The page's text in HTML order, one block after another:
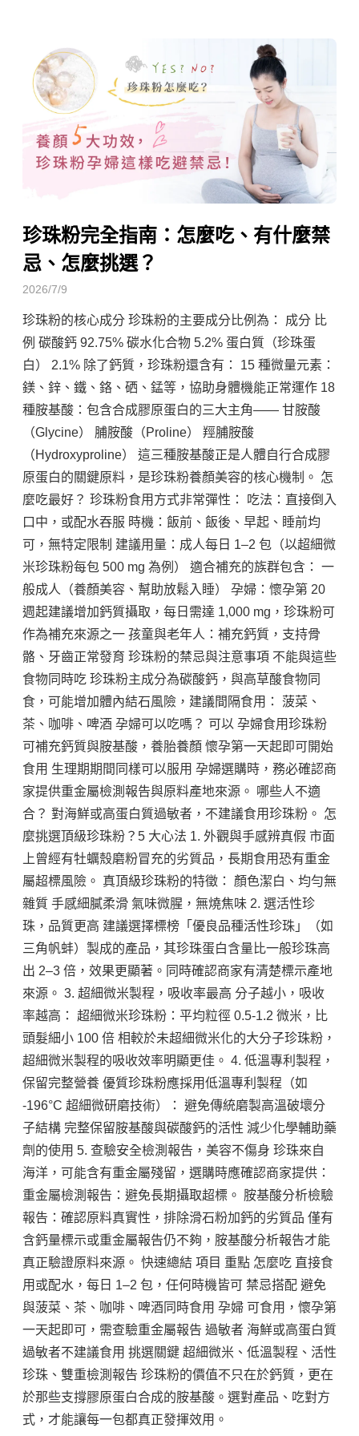
珍珠粉完全指南：怎麼吃、有什麼禁
忌、怎麼挑選？
2026/7/9
珍珠粉的核心成分 珍珠粉的主要成分比例為： 成分 比
例 碳酸鈣 92.75% 碳水化合物 5.2% 蛋白質（珍珠蛋
白） 2.1% 除了鈣質，珍珠粉還含有： 15 種微量元素：
鎂、鋅、鐵、鉻、硒、錳等，協助身體機能正常運作 18
種胺基酸：包含合成膠原蛋白的三大主角—— 甘胺酸
（Glycine） 脯胺酸（Proline） 羥脯胺酸
（Hydroxyproline） 這三種胺基酸正是人體自行合成膠
原蛋白的關鍵原料，是珍珠粉養顏美容的核心機制。 怎
麼吃最好？ 珍珠粉食用方式非常彈性： 吃法：直接倒入
口中，或配水吞服 時機：飯前、飯後、早起、睡前均
可，無特定限制 建議用量：成人每日 1–2 包（以超細微
米珍珠粉每包 500 mg 為例） 適合補充的族群包含： 一
般成人（養顏美容、幫助放鬆入睡） 孕婦：懷孕第 20
週起建議增加鈣質攝取，每日需達 1,000 mg，珍珠粉可
作為補充來源之一 孩童與老年人：補充鈣質，支持骨
骼、牙齒正常發育 珍珠粉的禁忌與注意事項 不能與這些
食物同時吃 珍珠粉主成分為碳酸鈣，與高草酸食物同
食，可能增加體內結石風險，建議間隔食用： 菠菜、
茶、咖啡、啤酒 孕婦可以吃嗎？ 可以 孕婦食用珍珠粉
可補充鈣質與胺基酸，養胎養顏 懷孕第一天起即可開始
食用 生理期期間同樣可以服用 孕婦選購時，務必確認商
家提供重金屬檢測報告與原料產地來源。 哪些人不適
合？ 對海鮮或高蛋白質過敏者，不建議食用珍珠粉。 怎
麼挑選頂級珍珠粉？5 大心法 1. 外觀與手感辨真假 市面
上曾經有牡蠣殼磨粉冒充的劣質品，長期食用恐有重金
屬超標風險。 真頂級珍珠粉的特徵： 顏色潔白、均勻無
雜質 手感細膩柔滑 氣味微腥，無燒焦味 2. 選活性珍
珠，品質更高 建議選擇標榜「優良品種活性珍珠」（如
三角帆蚌）製成的產品，其珍珠蛋白含量比一般珍珠高
出 2–3 倍，效果更顯著。同時確認商家有清楚標示產地
來源。 3. 超細微米製程，吸收率最高 分子越小，吸收
率越高： 超細微米珍珠粉：平均粒徑 0.5-1.2 微米，比
頭髮細小 100 倍 相較於未超細微米化的大分子珍珠粉，
超細微米製程的吸收效率明顯更佳。 4. 低溫專利製程，
保留完整營養 優質珍珠粉應採用低溫專利製程（如
-196°C 超細微研磨技術）： 避免傳統磨製高溫破壞分
子結構 完整保留胺基酸與碳酸鈣的活性 減少化學輔助藥
劑的使用 5. 查驗安全檢測報告，美容不傷身 珍珠來自
海洋，可能含有重金屬殘留，選購時應確認商家提供：
重金屬檢測報告：避免長期攝取超標。 胺基酸分析檢驗
報告：確認原料真實性，排除滑石粉加鈣的劣質品 僅有
含鈣量標示或重金屬報告仍不夠，胺基酸分析報告才能
真正驗證原料來源。 快速總結 項目 重點 怎麼吃 直接食
用或配水，每日 1–2 包，任何時機皆可 禁忌搭配 避免
與菠菜、茶、咖啡、啤酒同時食用 孕婦 可食用，懷孕第
一天起即可，需查驗重金屬報告 過敏者 海鮮或高蛋白質
過敏者不建議食用 挑選關鍵 超細微米、低溫製程、活性
珍珠、雙重檢測報告 珍珠粉的價值不只在於鈣質，更在
於那些支撐膠原蛋白合成的胺基酸。選對產品、吃對方
式，才能讓每一包都真正發揮效用。